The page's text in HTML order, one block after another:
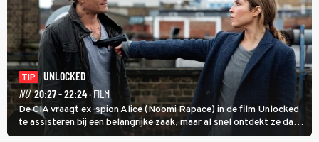
TIP
UNLOCKED
NU 20:27 - 22:24· FILM
De CIA vraagt ex-spion Alice (Noomi Rapace) in de film Unlocked
te assisteren bij een belangrijke zaak, maar al snel ontdekt ze dat
degene die haar aanstelde kwade bedoelingen heeft.